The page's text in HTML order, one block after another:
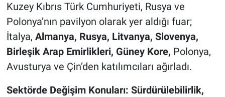
Kuzey Kıbrıs Türk Cumhuriyeti, Rusya ve
Polonya’nın pavilyon olarak yer aldığı fuar;
İtalya, Almanya, Rusya, Litvanya, Slovenya,
Birleşik Arap Emirlikleri, Güney Kore, Polonya,
Avusturya ve Çin’den katılımcıları ağırladı.
Sektörde Değişim Konuları: Sürdürülebilirlik,